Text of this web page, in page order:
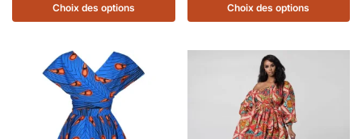
Choix des options Choix des options